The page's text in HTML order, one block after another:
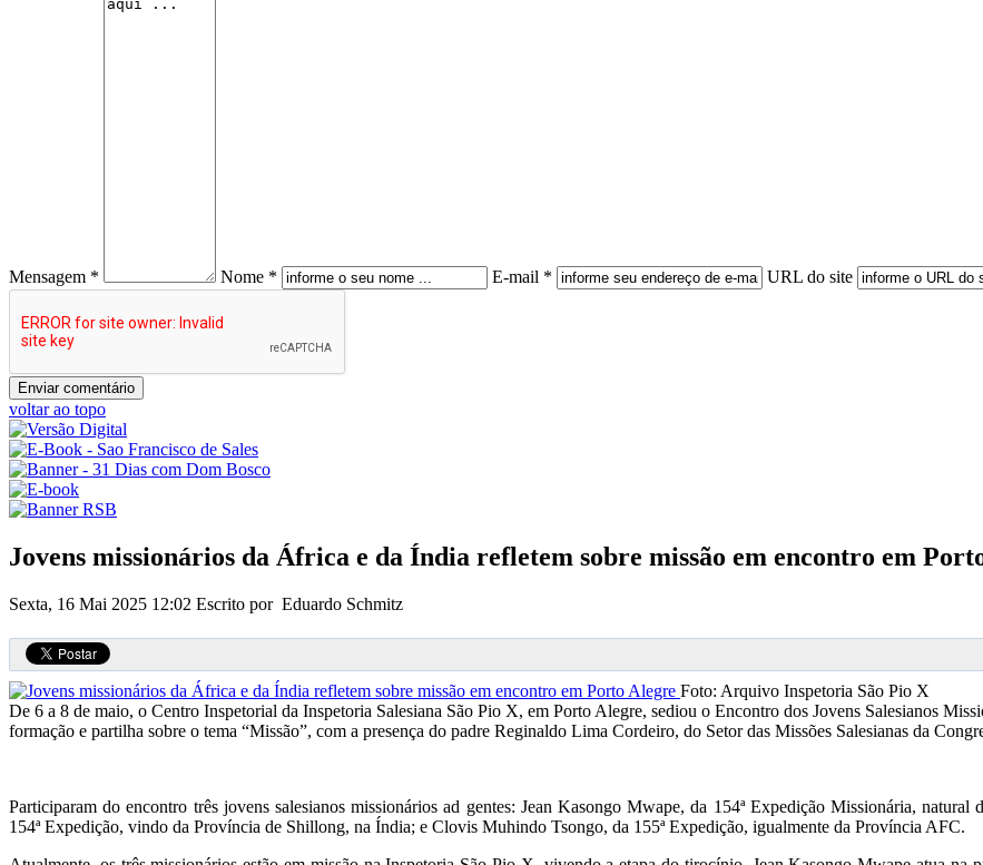
Mensagem * Nome * E-mail * URL do site
voltar ao topo
Jovens missionários da África e da Índia refletem sobre missão em encontro em
Sexta, 16 Mai 2025 12:02 Escrito por Eduardo Schmitz
Foto: Arquivo Inspetoria São Pio X
De 6 a 8 de maio, o Centro Inspetorial da Inspetoria Salesiana São Pio X, em Porto Alegre, sediou o Encontro dos Jovens Salesianos
formação e partilha sobre o tema “Missão”, com a presença do padre Reginaldo Lima Cordeiro, do Setor das Missões Salesianas da
Participaram do encontro três jovens salesianos missionários ad gentes: Jean Kasongo Mwape, da 154ª Expedição Missionária,
154ª Expedição, vindo da Província de Shillong, na Índia; e Clovis Muhindo Tsongo, da 155ª Expedição, igualmente da Província AFC.